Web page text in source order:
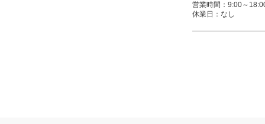
営業時間：9:00～
休業日：なし